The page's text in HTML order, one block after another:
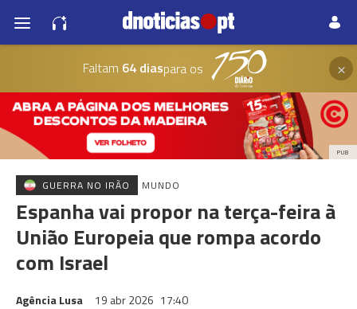
Faltam 64 diaspara os ×
PUB
GUERRA NO IRÃO MUNDO
Espanha vai propor na terça-feira à
União Europeia que rompa acordo
com Israel
Agência Lusa 19 abr 2026 17:40